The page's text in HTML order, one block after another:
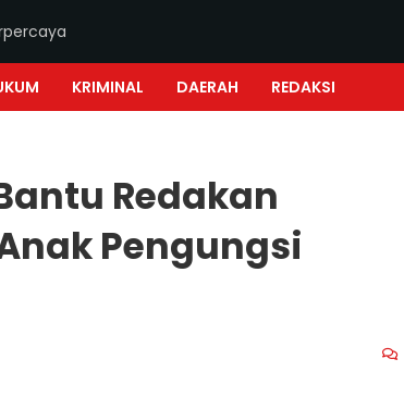
KRIMINAL DAERAH REDAKSI
Redakan
Pengungsi